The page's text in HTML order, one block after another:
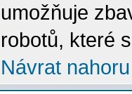
umožňuje
robotů, které
Návrat nahoru